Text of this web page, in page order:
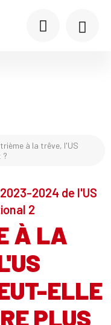
à la trêve, l'US
?
2024 de l'US
2
À LA
ELLE
PLUS